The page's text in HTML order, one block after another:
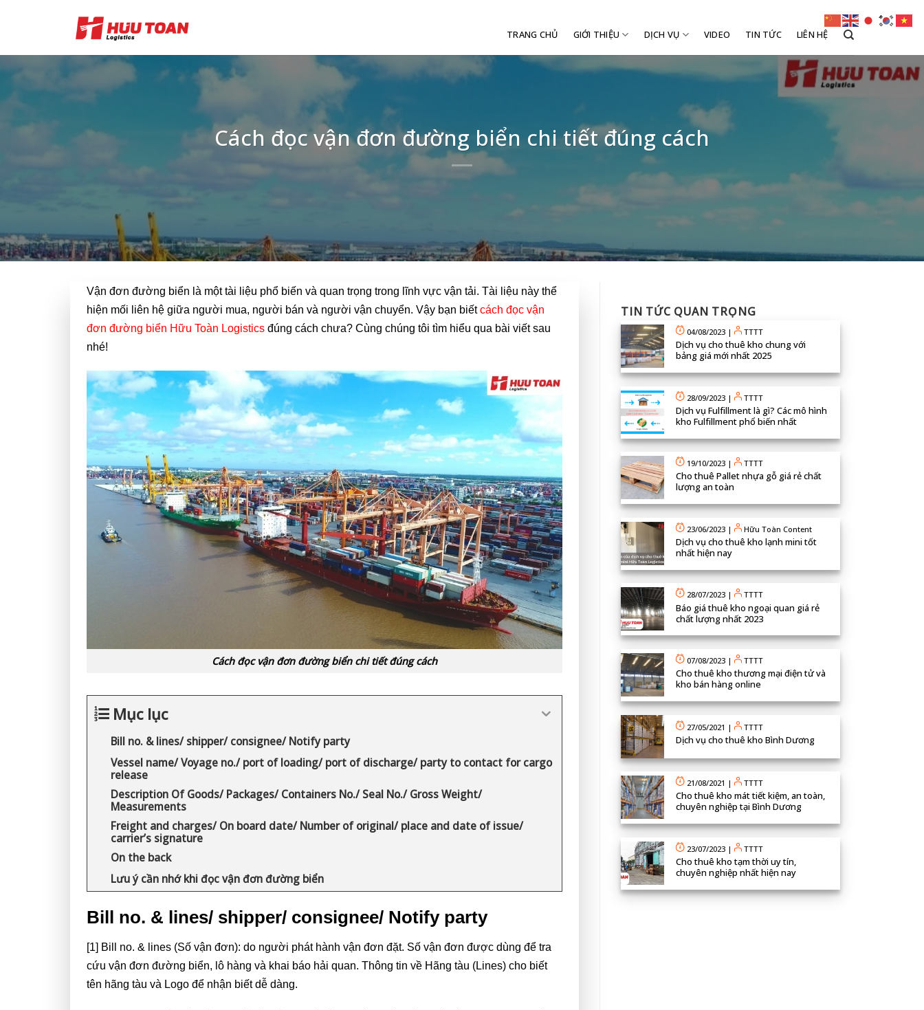
TRANG CHỦ GIỚI THIỆU DỊCH VỤ VIDEO TIN TỨC LIÊN HỆ
Cách đọc vận đơn đường biển chi tiết đúng cách
Vận đơn đường biển là một tài liệu phổ biến và quan trọng trong lĩnh vực vận tải. Tài liệu này thể
hiện mối liên hệ giữa người mua, người bán và người vận chuyển. Vậy bạn biếtcách đọc vận
đơn đường biển Hữu Toàn Logistics đúng cách chưa? Cùng chúng tôi tìm hiểu qua bài viết sau
nhé!
Cách đọc vận đơn đường biển chi tiết đúng cách
Mục lục
Bill no. & lines/ shipper/ consignee/ Notify party
Vessel name/ Voyage no./ port of loading/ port of discharge/ party to contact for cargo
release
Description Of Goods/ Packages/ Containers No./ Seal No./ Gross Weight/
Measurements
Freight and charges/ On board date/ Number of original/ place and date of issue/
carrier’s signature
On the back
Lưu ý cần nhớ khi đọc vận đơn đường biển
Bill no. & lines/ shipper/ consignee/ Notify party
[1] Bill no. & lines (Số vận đơn): do người phát hành vận đơn đặt. Số vận đơn được dùng để tra
cứu vận đơn đường biển, lô hàng và khai báo hải quan. Thông tin về Hãng tàu (Lines) cho biết
tên hãng tàu và Logo để nhận biết dễ dàng.
TIN TỨC QUAN TRỌNG
04/08/2023 | TTTT
Dịch vụ cho thuê kho chung với
bảng giá mới nhất 2025
28/09/2023 | TTTT
Dịch vụ Fulfillment là gì? Các mô hình
kho Fulfillment phổ biến nhất
19/10/2023 | TTTT
Cho thuê Pallet nhựa gỗ giá rẻ chất
lượng an toàn
23/06/2023 | Hữu Toàn Content
Dịch vụ cho thuê kho lạnh mini tốt
nhất hiện nay
28/07/2023 | TTTT
Báo giá thuê kho ngoại quan giá rẻ
chất lượng nhất 2023
07/08/2023 | TTTT
Cho thuê kho thương mại điện tử và
kho bán hàng online
27/05/2021 | TTTT
Dịch vụ cho thuê kho Bình Dương
21/08/2021 | TTTT
Cho thuê kho mát tiết kiệm, an toàn,
chuyên nghiệp tại Bình Dương
23/07/2023 | TTTT
Cho thuê kho tạm thời uy tín,
chuyên nghiệp nhất hiện nay